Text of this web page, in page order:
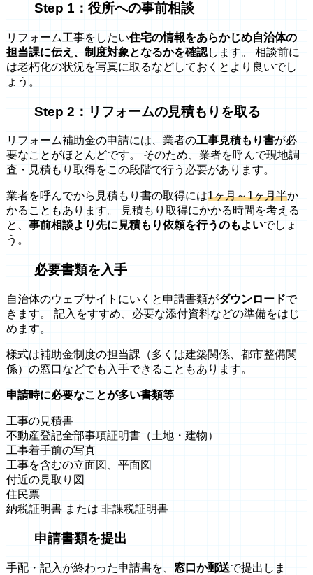
Step 1：役所への事前相談
リフォーム工事をしたい住宅の情報をあらかじめ自治体の
担当課に伝え、制度対象となるかを確認します。 相談前に
は老朽化の状況を写真に取るなどしておくとより良いでし
ょう。
Step 2：リフォームの見積もりを取る
リフォーム補助金の申請には、業者の工事見積もり書が必
要なことがほとんどです。 そのため、業者を呼んで現地調
査・見積もり取得をこの段階で行う必要があります。
業者を呼んでから見積もり書の取得には1ヶ月～1ヶ月半か
かることもあります。 見積もり取得にかかる時間を考える
と、 事前相談より先に見積もり依頼を行うのもよいでしょ
う。
必要書類を入手
自治体のウェブサイトにいくと申請書類がダウンロードで
きます。 記入をすすめ、必要な添付資料などの準備をはじ
めます。
様式は補助金制度の担当課（多くは建築関係、都市整備関
係）の窓口などでも入手できることもあります。
申請時に必要なことが多い書類等
工事の見積書
不動産登記全部事項証明書（土地・建物）
工事着手前の写真
工事を含むの立面図、平面図
付近の見取り図
住民票
納税証明書 または 非課税証明書
申請書類を提出
手配・記入が終わった申請書を、 窓口か郵送で提出しま